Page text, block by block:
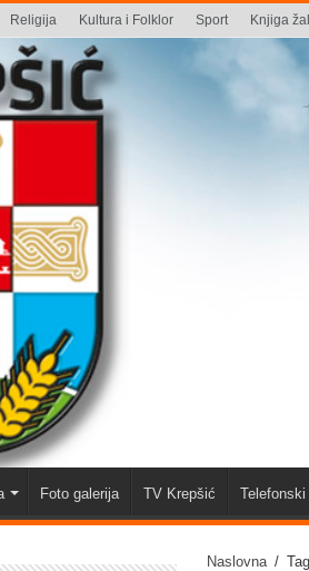
Religija Kultura i Folklor Sport Knjiga
Foto galerija TV Krepšić
Naslovna /